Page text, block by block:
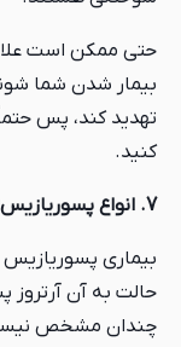
حتی ممکن است
بیمار شدن شما
تهدید کند، پس
کنید.
7. انواع پسوریازیس؛ آرتروز پسوریازیس
بیماری
حالت به آن آرتروز
چندان مشخص نیست،